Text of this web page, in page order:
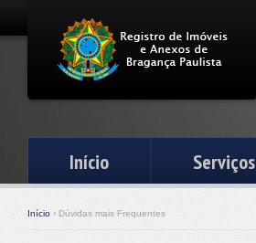
Início Serviços
Início › Dúvidas mais Frequentes